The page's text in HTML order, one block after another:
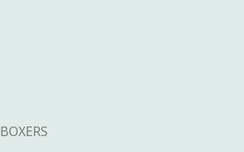
BOXERS